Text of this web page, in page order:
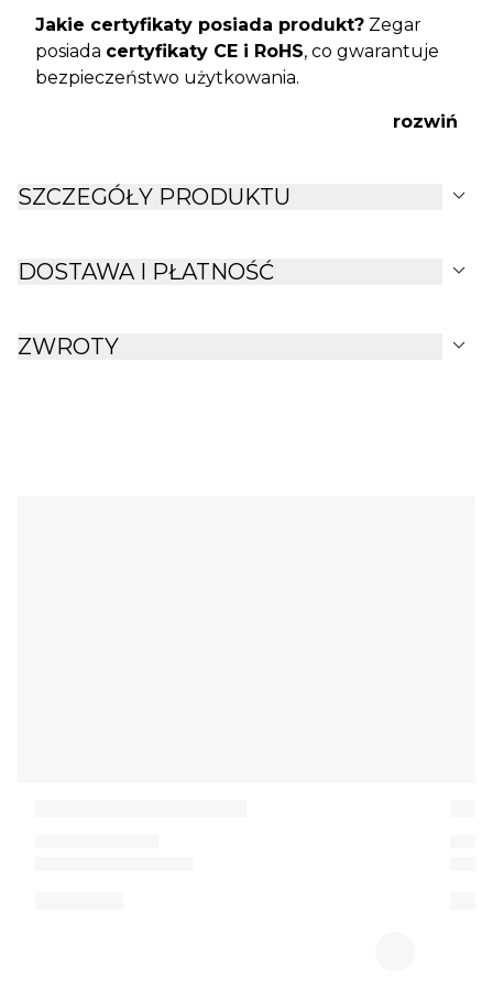
Jakie certyfikaty posiada produkt? Zegar
posiada certyfikaty CE i RoHS, co gwarantuje
bezpieczeństwo użytkowania.
rozwiń
SZCZEGÓŁY PRODUKTU expand_more
DOSTAWA I PŁATNOŚĆ expand_more
ZWROTY expand_more